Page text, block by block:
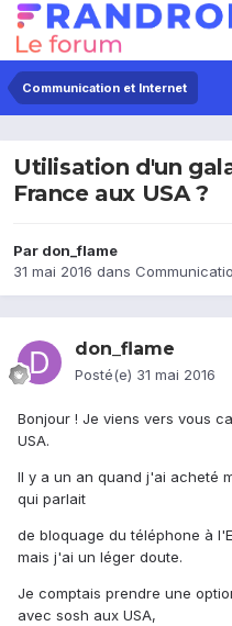
Communication et Internet
Utilisation d'un
France aux USA ?
Par don_flame
31 mai 2016 dans
don_flame
Posté(e) 31 mai 2016
Bonjour ! Je viens vers vous
USA.
Il y a un an quand j'ai acheté
qui parlait
de bloquage du téléphone à
mais j'ai un léger doute.
Je comptais prendre une
avec sosh aux USA,